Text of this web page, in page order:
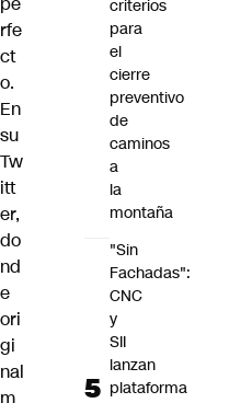
rfe
ct
o.
En
su
Tw
itt
er,
do
nd
e
ori
gi
nal
m
criterios
para
el
cierre
preventivo
de
caminos
a
la
montaña
"Sin
Fachadas":
CNC
y
SII
lanzan
plataforma